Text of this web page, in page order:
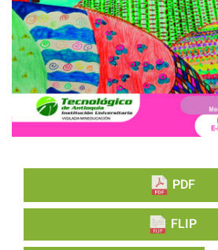
PDF
FLIP